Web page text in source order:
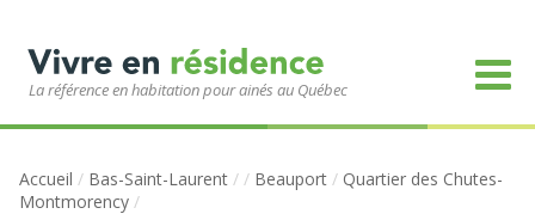
La référence en habitation pour ainés au Québec
Accueil / Bas-Saint-Laurent / / Beauport / Quartier des Chutes-
Montmorency /